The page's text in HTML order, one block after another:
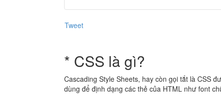
Tweet
* CSS là gì?
Cascading Style Sheets, hay còn gọi tắt là CSS
dùng để định dạng các thẻ của HTML như font